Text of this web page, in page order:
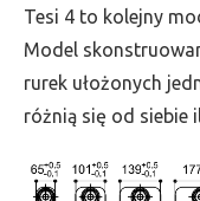
Tesi 4 to kolejny
Model
rurek ułożonych
różnią się od siebie